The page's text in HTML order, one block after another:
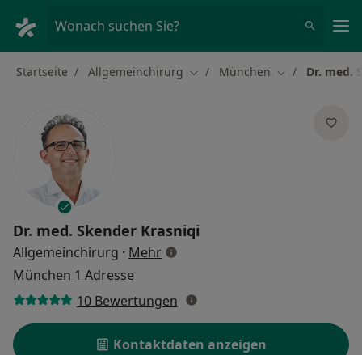
Wonach suchen Sie?
Startseite Allgemeinchirurg Stadt ändern
München Stadt ändern
Dr. med.
Dr. med. Skender Krasniqi
Allgemeinchirurg · Mehrüber Spezialisierungen
München 1 Adresse
10 Bewertungen
Kontaktdaten anzeigen